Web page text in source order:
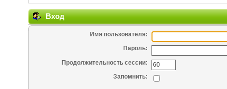
Вход
Имя пользователя:
Пароль:
Продолжительность сессии:
Запомнить: